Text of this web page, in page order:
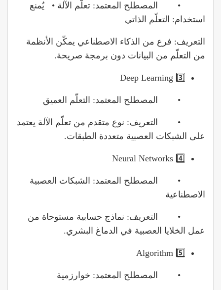
• المصطلح المعتمد: تعلّم الآلة • يُمنع
استخدام: التعلّم الذاتي
التعريف: فرع من الذكاء الاصطناعي يمكّن الأنظمة
من التعلّم من البيانات دون برمجة صريحة.
3️⃣ Deep Learning
• المصطلح المعتمد: التعلّم العميق
• التعريف: نوع متقدم من تعلّم الآلة يعتمد
على الشبكات العصبية متعددة الطبقات.
4️⃣ Neural Networks
• المصطلح المعتمد: الشبكات العصبية
الاصطناعية
• التعريف: نماذج حسابية مستوحاة من
عمل الخلايا العصبية في الدماغ البشري.
5️⃣ Algorithm
• المصطلح المعتمد: خوارزمية